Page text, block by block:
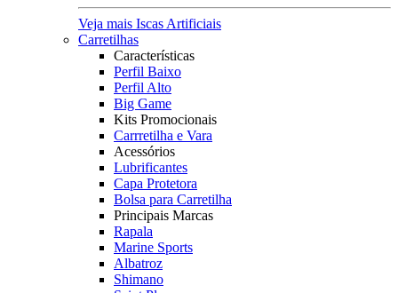
Veja mais Iscas Artificiais
Carretilhas
Características
Perfil Baixo
Perfil Alto
Big Game
Kits Promocionais
Carrretilha e Vara
Acessórios
Lubrificantes
Capa Protetora
Bolsa para Carretilha
Principais Marcas
Rapala
Marine Sports
Albatroz
Shimano